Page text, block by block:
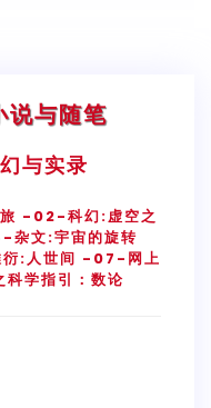
说与随笔
与实录
-02-科幻:虚空之
文:宇宙的旋转
:人世间 -07-网上
学指引：数论